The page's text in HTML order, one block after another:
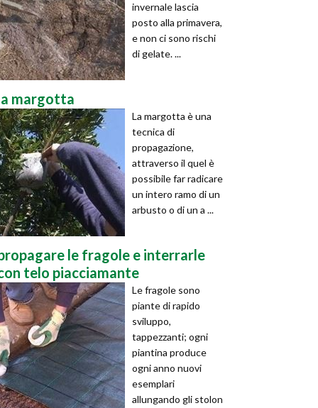
invernale lascia
posto alla primavera,
e non ci sono rischi
di gelate. ...
margotta
La margotta è una
tecnica di
propagazione,
attraverso il quel è
possibile far radicare
un intero ramo di un
arbusto o di un a ...
le fragole e interrarle
telo piacciamante
Le fragole sono
piante di rapido
sviluppo,
tappezzanti; ogni
piantina produce
ogni anno nuovi
esemplari
allungando gli stolon